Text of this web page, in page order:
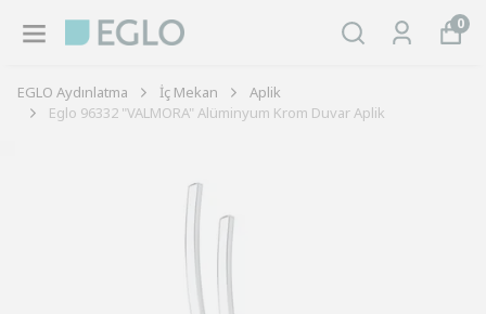
0
EGLO Aydınlatma İç Mekan
Aplik
Eglo 96332 "VALMORA" Alüminyum Krom Duvar Aplik